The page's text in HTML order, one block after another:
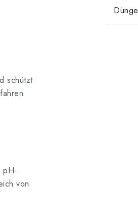
schützt
pH-
von